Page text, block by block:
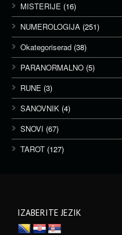
MISTERIJE (16)
NUMEROLOGIJA (251)
Okategoriserad (38)
PARANORMALNO (5)
RUNE (3)
SANOVNIK (4)
SNOVI (67)
TAROT (127)
IZABERITE JEZIK